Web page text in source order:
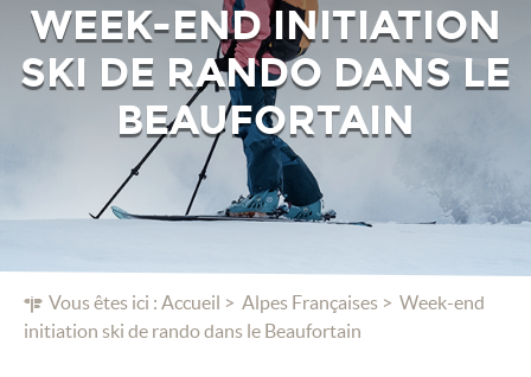
Vous êtes ici : Accueil Alpes Françaises
Week-end
initiation ski de rando dans le Beaufortain
WEEK-END INITIATION
SKI DE RANDO DANS LE
BEAUFORTAIN